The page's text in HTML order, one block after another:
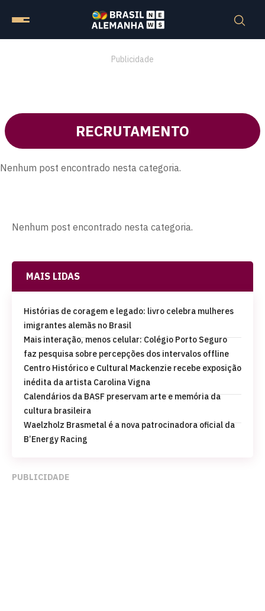
Publicidade
RECRUTAMENTO
Nenhum post encontrado nesta categoria.
Nenhum post encontrado nesta categoria.
MAIS LIDAS
Histórias de coragem e legado: livro celebra mulheres
imigrantes alemãs no Brasil
Mais interação, menos celular: Colégio Porto Seguro
faz pesquisa sobre percepções dos intervalos offline
Centro Histórico e Cultural Mackenzie recebe exposição
inédita da artista Carolina Vigna
Calendários da BASF preservam arte e memória da
cultura brasileira
Waelzholz Brasmetal é a nova patrocinadora oficial da
B’Energy Racing
PUBLICIDADE